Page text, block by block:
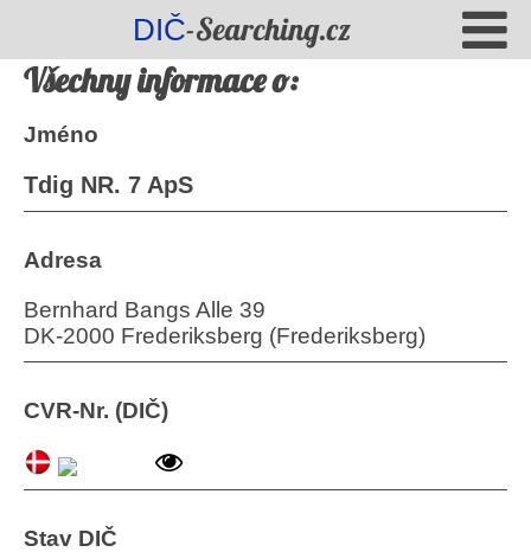
DIČ-Searching.cz
Všechny informace o:
Jméno
Tdig NR. 7 ApS
Adresa
Bernhard Bangs Alle 39
DK-2000 Frederiksberg (Frederiksberg)
CVR-Nr. (DIČ)
Stav DIČ